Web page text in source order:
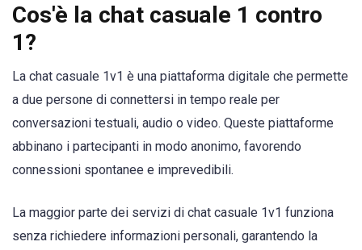
Cos'è la chat casuale 1 contro
1?
La chat casuale 1v1 è una piattaforma digitale che permette
a due persone di connettersi in tempo reale per
conversazioni testuali, audio o video. Queste piattaforme
abbinano i partecipanti in modo anonimo, favorendo
connessioni spontanee e imprevedibili.
La maggior parte dei servizi di chat casuale 1v1 funziona
senza richiedere informazioni personali, garantendo la